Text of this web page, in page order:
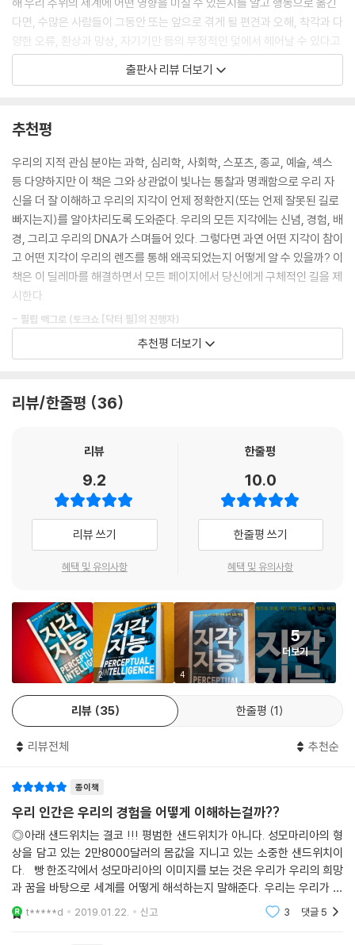
기억 안에 있는 단층
제15장 육감의 메시지 _직관 따르기
음악이 죽은 날, 그리고 직관이 무시된 날
우리만의 ‘스파이더맨 감각’ 살리기
어떻게 할지도 모르면서 승리하기
직관에 시동 걸기
제16장 PI 평가법 _지각지능을 어떻게 향상시킬 것인가?
지각지능 평가
사고방식과 지각지능
에필로그·PI _당신의 최종 지각
· 감사의 말
· 옮긴이의 말
· 찾아보기
유포되기도 했다.) 페이스북에서 보았던 어떤 질병에 관한 기사를 형제자
매, 사촌, 절친한 친구, 직장 동료 등의 이메일을 통해 다시 전달받으면, 우
리의 지각이 왜곡되어 무언가 심각하게 잘못된 일이 실제로 우리 안에서
일어나고 있다고 생각할 수 있다. 그러면 질병에 대한 상습적인 근심과 추
가 구글 검색으로 인해 불면증부터 우울증까지 온갖 것에 시달릴 수 있다.
이며, 우리 모두를 심기증 환자로 만들 수 있는 잠재력을 지니고 있다. 때문
PI를 갈고닦을 필요가 있다. 심기증이 있는 사람들도 통찰과 치료를 통해
지각지능을 향상시키면 자신의 건강 착각을 더 잘 깨달을 수 있다. --- 「제
2장 물질 위의(또는 아래의) 정신」 중에서
영업사원이 자동차 네 대를 보여주면서 두 대에 시승해보라고 한다고 상상
해보라. 그러면서 영업사원은 크루아상 몇 개와 팝콘 한 봉지로 당신을 부
채질한다. 그의 사무실에 앉아 있으면 그의 귀여운 세 아이 사진이 눈에 들
어온다. 영업사원은 아이들의 축구 경기 이야기와 무용 발표회 이야기로
당신을 들뜨게 만든다. 한 시간 반이 후딱 지나갔다. 이제 당신은 이상한 감
각 자극에 사로잡힌다. 즉 당신은 그 대리점에 예상보다 한 시간 더 머무는
바람에 그다음 약속에 늦어지고 있다. 배를 잔뜩 채워서 점심도 건너뛴다.
다. 당신은 그저 자동차를 살펴보는 것이 원래 목적임을 기억하고 있으며,
실제로 그만 가봐야 한다고 자신에게 말한다. 그러나 이 영업사원이 당신
가? 어쩌면 당신이 크루아상을 게걸스럽게 먹어치우는 동안 그는 다른 세
명에게 자동차를 판매할 수 있었을지도 모른다. 어쩌면 당신이 구매하지
않고 나가는 모습을 사장이 지켜보고 있을지도 모른다. 그렇다면? 그의 밥
줄이 위태롭지 않을까? 사진 속의 아이들은 어떻게 되지? 더는 무용 발표
회에 참가할 수 없지 않을까? 어쩌면 노숙자가 되지 않을까? 영업사원은
알았다는 눈짓을 몇 번 하고 ‘좋은 거래’라느니 ‘부담 없이 할부로 가능하
다’느니 ‘서류는 금방 작성한다’느니 따위의 말을 늘어놓는다. 그러고
우리의 지각지능과 감정이 구매 당시에는 흐려졌다가 비로소 본모습을 되
찾는다는 것이 슬픈 진실이다. 원하는 것을 갖게 되면 우리는 정신을 차리
고(그러나 언제나 그런 것은 아니다) 무슨 짓을 했는지 깨닫는다. 언제나,
우리는 멍청했고 쓸데없이 낭비했으며 속았다는 생각이 들어 당황하고 실
망한다. 우리는 현실이 엄청난 착각과 결코 일치할 수 없을 정도로 터무니
없이 구매 물건의 가치를 부풀렸다.
우리는 다음번에는 더 나은 결정을 하리라고 기대한다. 그렇지 않은가? 틀
렸다. 뇌에서 전격적으로 분출한 도파민 때문에 구매할 때의 느낌이 들떠
적으로 원하고 가진다는 어린아이 같은 그 경탄할 만한 느낌만 기억하고,
지갑에서 이루어진 지출과 그 후의 실망감은 깡그리 무시한다. 우리가 저
항할 수 없는 신호와 이미지를 또 받아들일 만큼 그 느낌이 좋았기 때문에
교훈이 학습되지 않는다. 사향커피? 이 새로운 것은 그따위와 달라, 완전
히 다른 거야. 이게 훨씬 좋아! 이번에는 사향커피 에스프레소를 마실 차례
다. 꼭 마시고야 말겠다고 합리화할 정도로 우리의 지각지능은 낮다. 이것
을 구매자의 자책 합리화라고 한다. --- 「제11장 가져야 하는 것」 중에서
다면, 수많은 사람들이 그동안 또는 앞으로 겪게 될 편견과 오해, 착각과 다
양한 오류, 환상과 망상, 자기기만 등의 부정적인 덫에서 헤어날 수 있다고
말한다.
적인 착각과 편향의 영향을 받는다. 우리의 지각은 무수한 방식으로 우리
를 기만한다. 이 책은 단순히 인간의 결함을 열거하는 데 그치지 않고 우리
의 지각에 빛을 비춘다. 우리의 지각이 어디에서 발생하며, 어떻게 발달하
는지, 왜 우리는 그렇게 자주 지각에 현혹되며, 또 지각지능을 높이려면 어
떻게 해야 하는지에 대해 해답을 제시한다.
실제로 모든 것이 보이는 대로 존재하지는 않으며, 많은 요인이 우리의 지
각에 영향을 미친다. 그렇다면 인간의 오감은 서로 어떻게 연관되어 있을
까? 그리고 우리의 뇌는 그것들을 어떻게 기록하고 해석해 실재와 착각을
람은 음악을 말 그대로 보거나 소리를 맛볼 수 있다.
심지어 감기도 눈, 귀, 코, 목구멍 등에 영향을 미치고 점액으로 꽉 막힌 뇌
세계에 대한 지각이 희뿌옇게 흐려져서 평소 낙관적으로 보이던 사태가 비
지각 대 실재의 문제를 둘러싼 논쟁은 매우 흥미롭다. 우리는 모두 지각 필
터를 통해 실재를 감각한다. 똑같은 대화를 들은 두 사람이 무슨 일이 일어
났는지에 대해 완전히 다른 해석을 하면서 둘 다 자신이 옳다는 똑같은 확
신을 가질 수 있다. 경쟁 정당에 속한 사람들은 똑같은 정치 토론 방송을 시
청한 다음에 결과에 대해 정반대되는 견해를 드러낼 수 있다. 몇 주 동안 형
사재판에 참여한 10여 명의 배심원은 정확히 똑같은 증거와 증언을 보고
듣지만, 피의자가 유죄인지에 관해 판이한 결정을 내리곤 한다. 어떻게 이
우리는 우리 자신의 특수한 체를 통해 실재를 창조한다. 다시 말해 우리는
‘우리가 지각하는 세계 안에서 활동한다’.
이 책에서 말하는 지각지능(Perceptual Intelligence, PI)은 ‘환상과 실
재를 구별하기 위해 우리의 경험을 해석하고 때로는 조작하는 방식’이다.
PI는 상당 부분 우리의 감각과 본능에 의존하지만, 때로는 우리의 감정과
기억에 의해 좌우되거나 왜곡된다. 다른 형태의 지능과 마찬가지로 PI도
비교적 높은 사람이 있고 비교적 낮은 사람이 있다. 그러나 PI는 획득된 기
떤 상황 또는 환경에 대해 처음에는 과잉 반응을 보이던 사람도 적절한 지
식이나 다른 시각을 갖게 되면 ‘과연 내가 상황을 올바르게 해석하면서 최
선의 선택을 하고 있는가?’ 하는 의문을 품게 된다.
PI가 높다는 것은 우리의 마음이 생각했던 것보다 유연하며 필요에 따라
조형되고 재가공될 수 있다는 사실을 인식하는 것이다. 자동차 운전, 스포
츠, 악기 연주 같은 기술을 학습하듯 PI도 학습을 통해 향상될 수 있다. 많
은 사람들은 충격적인 사건을 극복한 뒤에 그런 경험을 바탕으로 인생을
출판사 리뷰 더보기
추천평
우리의 지적 관심 분야는 과학, 심리학, 사회학, 스포츠, 종교, 예술, 섹스
등 다양하지만 이 책은 그와 상관없이 빛나는 통찰과 명쾌함으로 우리 자
신을 더 잘 이해하고 우리의 지각이 언제 정확한지(또는 언제 잘못된 길로
빠지는지)를 알아차리도록 도와준다. 우리의 모든 지각에는 신념, 경험, 배
경, 그리고 우리의 DNA가 스며들어 있다. 그렇다면 과연 어떤 지각이 참이
고 어떤 지각이 우리의 렌즈를 통해 왜곡되었는지 어떻게 알 수 있을까? 이
책은 이 딜레마를 해결하면서 모든 페이지에서 당신에게 구체적인 길을 제
시한다.
- 필립 맥그로 (토크쇼 [닥터 필]의 진행자)
이 책은 어떻게 세계를 바라볼 것인지, 그리고 어떻게 결정을 내릴 것인지
통해, 그리고 호기심이 있는 독자라면 누구나 공감할 수 있는 이야기를 통
다양한 방식으로 더 나은 결정을 내리게 되었다.
- 샤론 제지머 (고프로 사의 고문변호사)
인생을 바꾸는 책이다! 브라이언 박사는 우리의 삶을 더 분명하고 더 자신
있게 바라보기 위한 ‘교정 렌즈’를 처방해줄 뿐만 아니라 어떻게 이 렌즈를
스스로 만들어낼 수 있는지를 알려준다. 몇십 년 전에 이 책을 알았다면 내
- 레일 라운즈 (베스트셀러 『사람을 얻는 기술(How to Talk to Anyone)』의 저
자)
우리의 뇌를 이해하고 경기 중에도 그에 관해 생각할수록 자신의 능력이
향상된다는 것을 보여주는 이 책은 운동선수뿐 아니라 일반인에게도 스포
츠와 삶에서 더 나은 성과를 거둘 수 있는 길을 제시한다.
- 팸 슈라이버 (복식 테니스 챔피언이자 ESPN 방송국 해설자)
의 필독서다.
- 수잔 잘츠먼 기네스트로 (캠벨수프컴퍼니의 캠벨 프레시 부서 최고마케팅경영자)
나는 특히 ‘사회적 영향력의 역동성’과 ‘지각지능을 장악하는 상호성’을 서
술한 부분을 유용하고 인상 깊게 읽었다.
- 로버트 치알디니 (베스트셀러 『설득의 심리학(Influence)』의 저자)
추천평 더보기
리뷰/한줄평 36
리뷰
9.2
리뷰 쓰기
혜택 및 유의사항
한줄평
10.0
한줄평 쓰기
혜택 및 유의사항
2 4
5
더보기
리뷰 35 한줄평 1
리뷰전체 추천순
종이책
우리 인간은 우리의 경험을 어떻게 이해하는걸까??
◎아래 샌드위치는 결코 !!! 평범한 샌드위치가 아니다. 성모마리아의 형
상을 담고 있는 2만8000달러의 몸값을 지니고 있는 소중한 샌드위치이
다. 빵 한조각에서 성모마리아의 이미지를 보는 것은 우리가 우리의 희망
과 꿈을 바탕으로 세계를 어떻게 해석하는지 말해준다. 우리는 우리가 보
는 것에 우리의 편향을 투사하는 경향이 있는데, 그것은 우리가 어떻게 자
랐는지, 무엇을 믿도
t*****d 2019.01.22. 신고 3 댓글 5